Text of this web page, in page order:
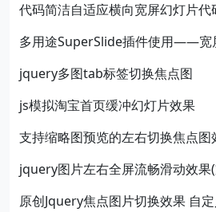
代码简洁自适应横向宽屏幻灯片代
多用途SuperSlide插件使用——宽
jquery多图tab标签切换焦点图
js模拟淘宝首页缓冲幻灯片效果
支持缩略图预览的左右切换焦点图
jquery图片左右全屏流畅滑动效果
原创Jquery焦点图片切换效果 自